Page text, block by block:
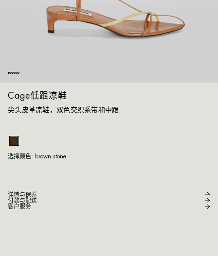
Cage低跟凉鞋
尖头皮革凉鞋，双色交织系带和中跟
选择颜色: brown stone
详情与保养
付款与配送
客户服务